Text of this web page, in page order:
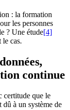
: la formation
les personnes
? Une étude[4]
le cas.
continue
certitude que le
dû à un système de